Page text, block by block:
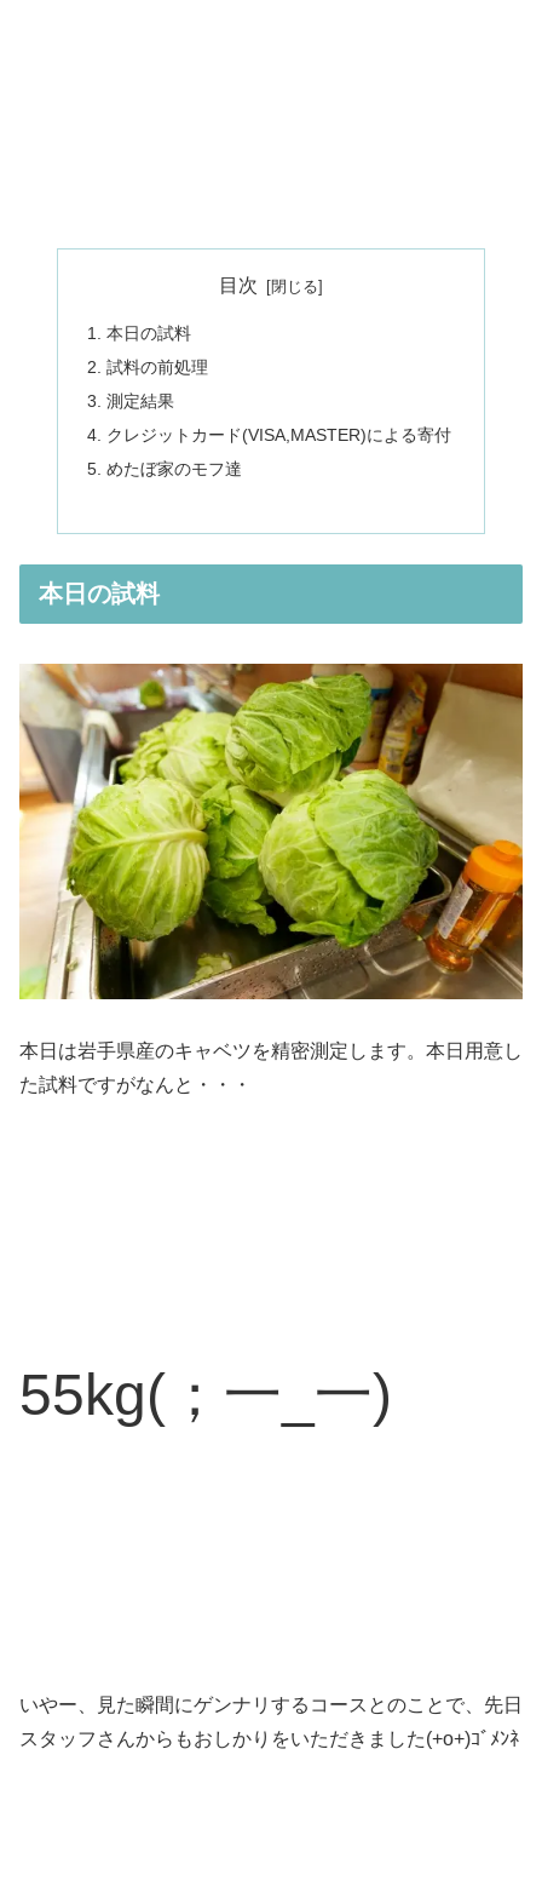
目次
本日の試料
試料の前処理
測定結果
クレジットカード(VISA,MASTER)による寄付
めたぼ家のモフ達
本日の試料
本日は岩手県産のキャベツを精密測定します。本日用意し
た試料ですがなんと・・・
55kg(；一_一)
いやー、見た瞬間にゲンナリするコースとのことで、先日
スタッフさんからもおしかりをいただきました(+o+)ｺﾞﾒﾝﾈ